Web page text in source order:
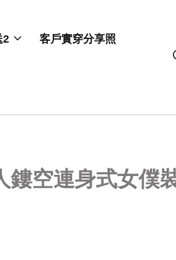
2 客戶實穿分享照
鏤空連身式女僕